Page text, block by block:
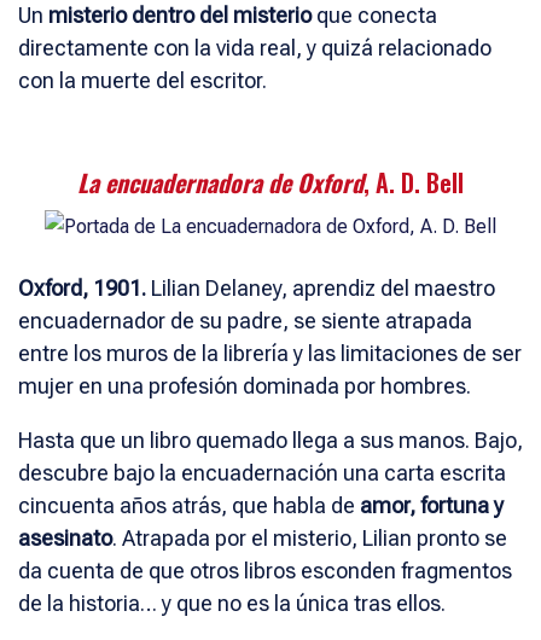
Un misterio dentro del misterioque conecta
directamente con la vida real, y quizá relacionado
con la muerte del escritor.
La encuadernadora de Oxford, A. D. Bell
Oxford, 1901. Lilian Delaney, aprendiz del maestro
encuadernador de su padre, se siente atrapada
entre los muros de la librería y las limitaciones de ser
mujer en una profesión dominada por hombres.
Hasta que un libro quemado llega a sus manos. Bajo,
descubre bajo la encuadernación una carta escrita
cincuenta años atrás, que habla de amor, fortuna y
asesinato. Atrapada por el misterio, Lilian pronto se
da cuenta de que otros libros esconden fragmentos
de la historia… y que no es la única tras ellos.